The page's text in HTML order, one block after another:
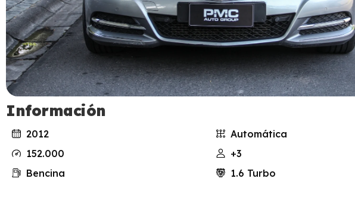
Información
2012
152.000
Bencina
Automática
+3
1.6 Turbo